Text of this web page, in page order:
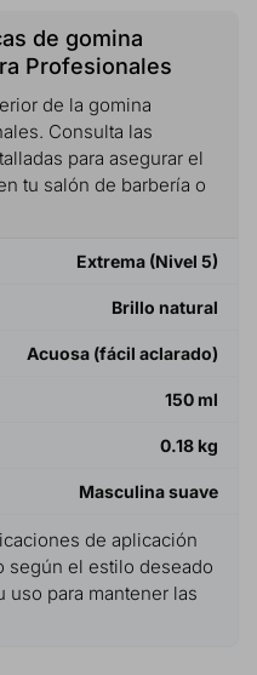
de gomina
Profesionales
de la gomina
Consulta las
para asegurar el
tu salón de barbería o
Extrema (Nivel 5)
Brillo natural
Acuosa (fácil aclarado)
150 ml
0.18 kg
Masculina suave
de aplicación
según el estilo deseado
uso para mantener las